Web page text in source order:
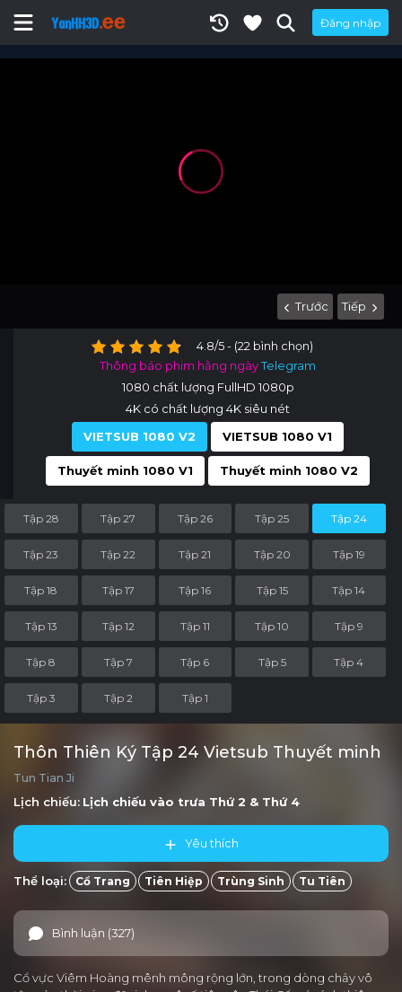
Đăng nhập
Trước Tiếp
4.8/5 - (22 bình chọn)
Thông báo phim hằng ngàyTelegram
1080 chất lượng FullHD 1080p
4K có chất lượng 4K siêu nét
VIETSUB 1080 V2
VIETSUB 1080 V1
Thuyết minh 1080 V1 Thuyết minh 1080 V2
Tập 28 Tập 27 Tập 26 Tập 25 Tập 24
Tập 23 Tập 22 Tập 21 Tập 20 Tập 19
Tập 18 Tập 17 Tập 16 Tập 15 Tập 14
Tập 13 Tập 12 Tập 11 Tập 10 Tập 9
Tập 8 Tập 7 Tập 6 Tập 5 Tập 4
Tập 3 Tập 2 Tập 1
Thôn Thiên Ký Tập 24 Vietsub Thuyết minh
Tun Tian Ji
Lịch chiếu: Lịch chiếu vào trưa Thứ 2 & Thứ 4
Yêu thích
Thể loại: Cổ Trang Tiên Hiệp Trùng Sinh Tu Tiên
Bình luận (327)
Cổ vực Viêm Hoàng mênh mông rộng lớn, trong dòng chảy vô